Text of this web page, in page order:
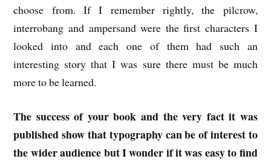
choose from. If I remember rightly, the pilcrow,
interrobang and ampersand were the first characters I
looked into and each one of them had such an
interesting story that I was sure there must be much
more to be learned.
The success of your book and the very fact it was
published show that typography can be of interest to
the wider audience but I wonder if it was easy to find